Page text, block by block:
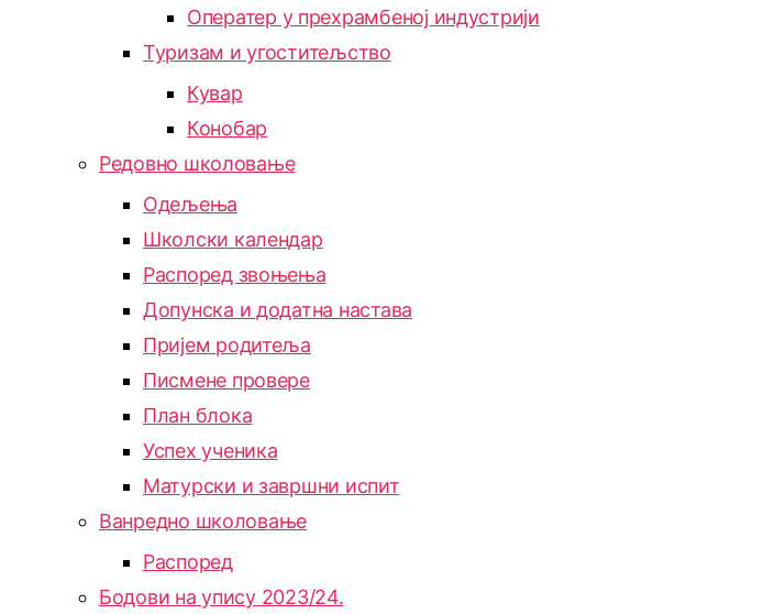
Оператер у прехрамбеној индустрији
Туризам и угоститељство
Кувар
Конобар
Редовно школовање
Одељења
Школски календар
Распоред звоњења
Допунска и додатна настава
Пријем родитеља
Писмене провере
План блока
Успех ученика
Матурски и завршни испит
Ванредно школовање
Распоред
Бодови на упису 2023/24.